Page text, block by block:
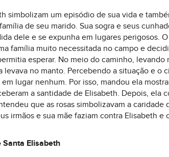
simbolizam um episódio de sua vida e
de seu marido. Sua sogra e seus
dele e se expunha em lugares perigosos.
família muito necessitada no campo e
esperar. No meio do caminho,
levava no manto. Percebendo a situação e
lugar nenhum. Por isso, mandou ela
a santidade de Elisabeth. Depois,
que as rosas simbolizavam a
irmãos e sua mãe faziam contra Elisabeth
Elisabeth